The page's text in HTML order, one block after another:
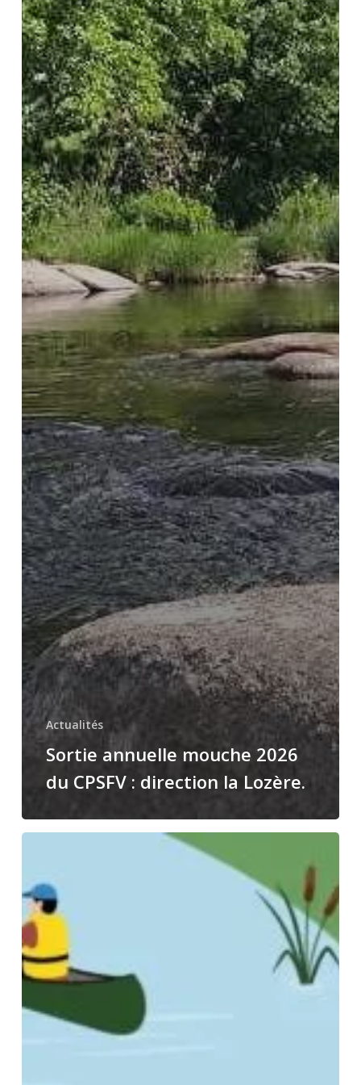
Actualités
Sortie annuelle mouche 2026
du CPSFV : direction la Lozère.
Loire
2026
avec
le
CPSFV